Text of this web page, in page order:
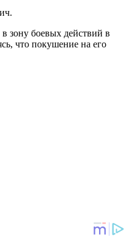
зону боевых действий в
что покушение на его